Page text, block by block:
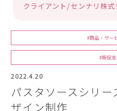
クライアント/センナリ株式
#商品・サー
#販促
2022.4.20
パスタソースシリ
ザイン制作